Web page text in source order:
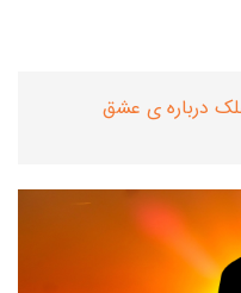
درباره ی عشق